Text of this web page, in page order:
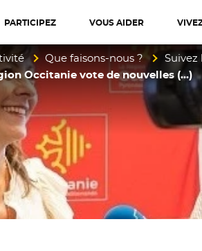
PARTICIPEZ VOUS AIDER
Que faisons-nous ? Suivez
Occitanie vote de nouvelles (…)